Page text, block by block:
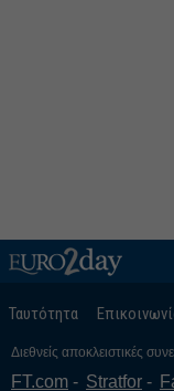
Ταυτότητα
Διεθνείς αποκλειστικές
FT.com Stratfor